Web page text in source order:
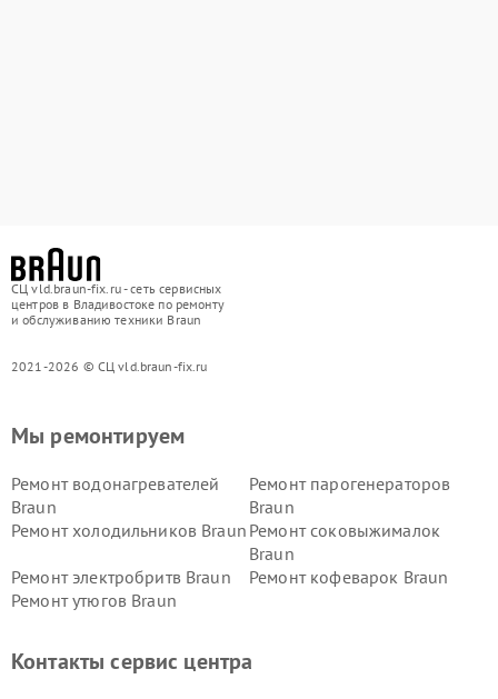
СЦ vld.braun-fix.ru - сеть сервисных
центров в Владивостоке по ремонту
и обслуживанию техники Braun
2021-2026 © СЦ vld.braun-fix.ru
Мы ремонтируем
Ремонт водонагревателей
Braun
Ремонт парогенераторов
Braun
Ремонт холодильников Braun Ремонт соковыжималок
Braun
Ремонт электробритв Braun
Ремонт кофеварок Braun
Ремонт утюгов Braun
Контакты сервис центра